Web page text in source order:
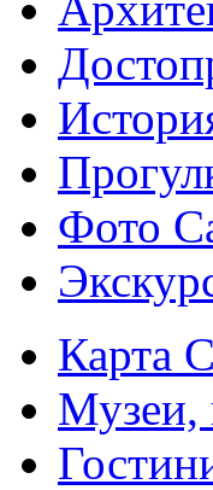
Фото
Карта
Музеи,